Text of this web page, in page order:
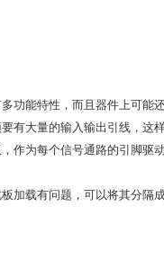
功能特性，而且器件上可能
有大量的输入输出引线，这
作为每个信号通路的引脚驱
加载有问题，可以将其分隔